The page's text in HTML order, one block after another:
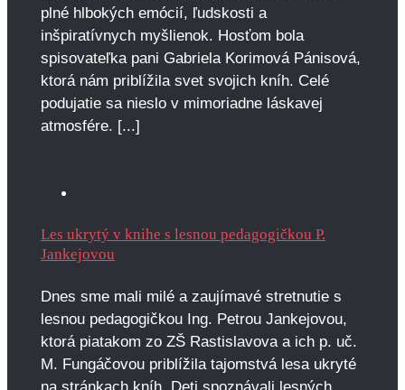
plné hlbokých emócií, ľudskosti a
inšpiratívnych myšlienok. Hosťom bola
spisovateľka pani Gabriela Korimová Pánisová,
ktorá nám priblížila svet svojich kníh. Celé
podujatie sa nieslo v mimoriadne láskavej
atmosfére. [...]
Les ukrytý v knihe s lesnou pedagogičkou P.
Jankejovou
Dnes sme mali milé a zaujímavé stretnutie s
lesnou pedagogičkou Ing. Petrou Jankejovou,
ktorá piatakom zo ZŠ Rastislavova a ich p. uč.
M. Fungáčovou priblížila tajomstvá lesa ukryté